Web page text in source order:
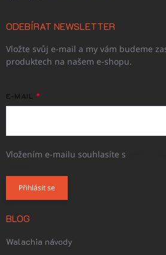
ODEBÍRAT NEWSLETTER
Vložte svůj e-mail a my vám budeme
produktech na našem e-shopu.
E-MAIL
Vložením e-mailu souhlasíte s
Přihlásit se
BLOG
Walachia návody